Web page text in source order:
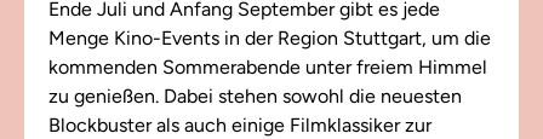
Ende Juli und Anfang September gibt es jede
Menge Kino-Events in der Region Stuttgart, um die
kommenden Sommerabende unter freiem Himmel
zu genießen. Dabei stehen sowohl die neuesten
Blockbuster als auch einige Filmklassiker zur